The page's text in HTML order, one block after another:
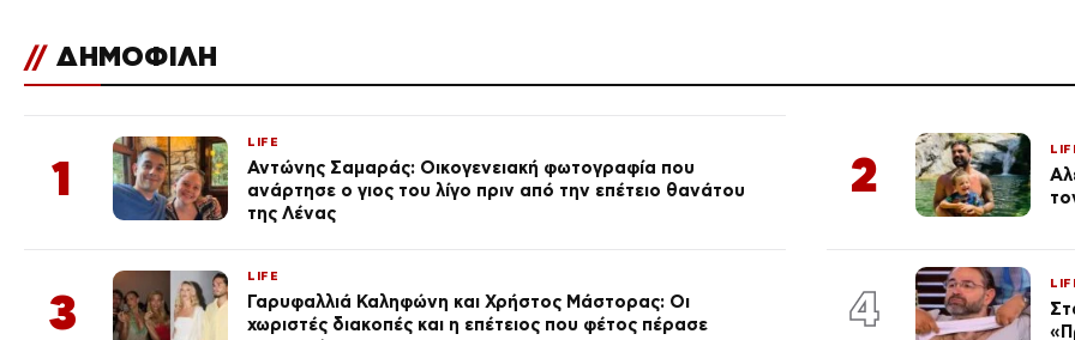
// ΔΗΜΟΦΙΛΗ
1
LIFE
Αντώνης Σαμαράς: Οικογενειακή φωτογραφία που
ανάρτησε ο γιος του λίγο πριν από την επέτειο θανάτου
της Λένας
2
3
LIFE
Γαρυφαλλιά Καληφώνη και Χρήστος Μάστορας: Οι
χωριστές διακοπές και η επέτειος που φέτος πέρασε
4